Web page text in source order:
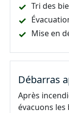
Tri des
Mise en
Débarras
Après
évacuons